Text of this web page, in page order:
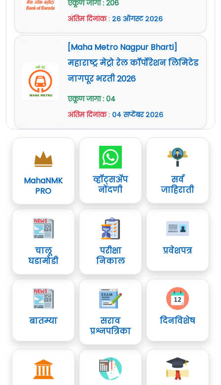
एकूण जागा : 206
अंतिम दिनांक: २६ ऑगस्ट २०२६
[Maha Metro Nagpur Bharti]
महाराष्ट्र मेट्रो रेल कॉर्पोरेशन लिमिटेड
नागपूर भरती 2026
एकूण जागा : 04
अंतिम दिनांक: ०४ सप्टेंबर २०२६
MahaNMK
PRO
व्हॉट्सॲप
नोंदणी
सर्व
जाहिराती
चालू
घडामोडी
परीक्षा
निकाल
प्रवेशपत्र
बातम्या
सराव
प्रश्नपत्रिका
दिनविशेष